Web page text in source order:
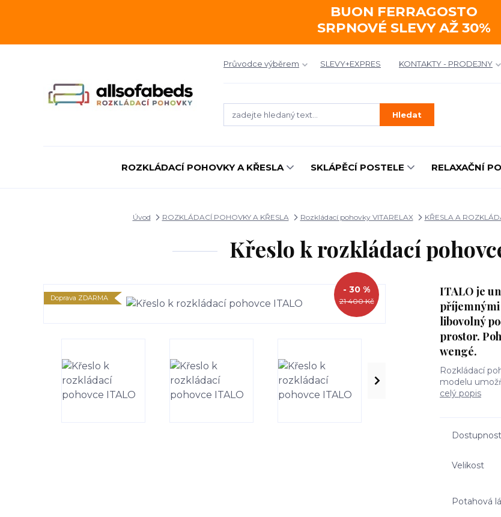
BUON FERRAGOSTO
SRPNOVÉ SLEVY AŽ 30%
Průvodce výběrem SLEVY+EXPRES KONTAKTY - PRODEJNY
Hledat
ROZKLÁDACÍ POHOVKY A KŘESLA SKLÁPĚCÍ POSTELE RELAXAČNÍ
Úvod ROZKLÁDACÍ POHOVKY A KŘESLA Rozkládací pohovky VITARELAX KŘESLA A
Křeslo k rozkládací
Doprava ZDARMA 21 400 Kč
- 30 %
ITALO je
příjemnými
libovolný
prostor.
wengé.
Rozkládací
modelu
celý popis
Dostupnost
Velikost
Potahová